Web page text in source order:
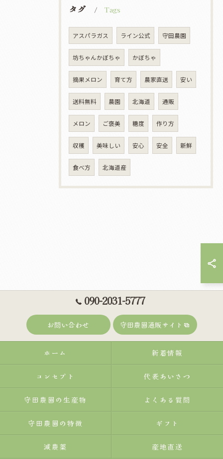
タグ Tags
アスパラガス ライン公式 守田農園
坊ちゃんかぼちゃ かぼちゃ
摘果メロン 育て方 農家直送 安い
送料無料 農園 北海道 通販
メロン ご褒美 糖度 作り方
収穫 美味しい 安心 安全 新鮮
食べ方 北海道産
090-2031-5777
お問い合わせ 守田農園通販サイト
ホーム 新着情報
コンセプト 代表あいさつ
守田農園の生産物 よくある質問
守田農園の特徴 ギフト
減農薬 産地直送